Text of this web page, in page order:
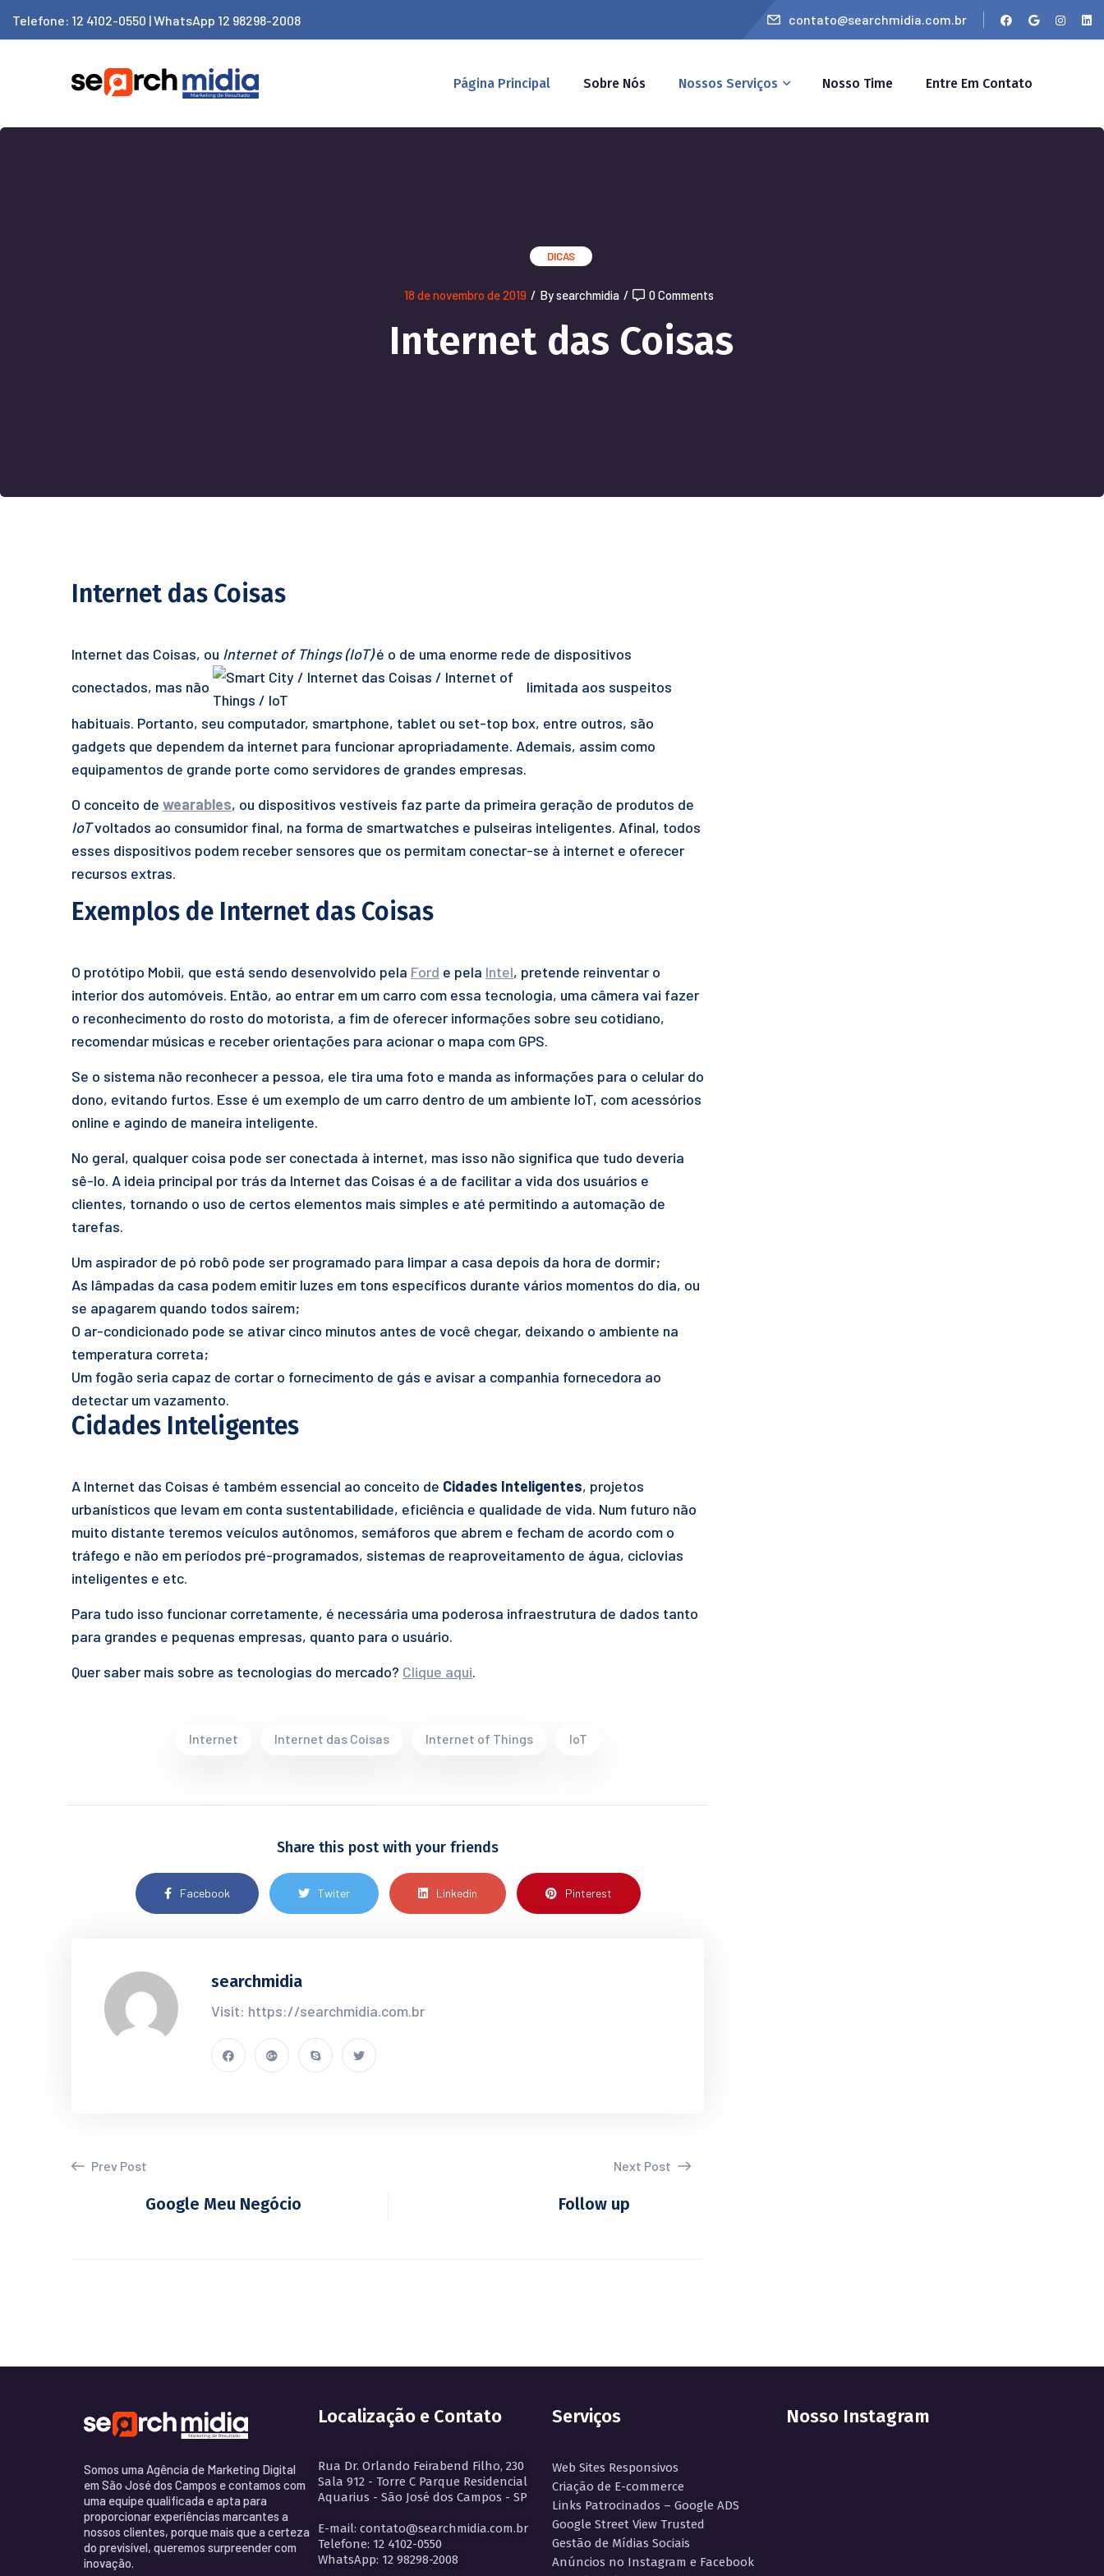
Telefone: 12 4102-0550 | WhatsApp 12 98298-2008 contato@searchmidia.com.br
Página Principal Sobre Nós Nossos Serviços Nosso Time Entre Em Contato
DICAS
18 de novembro de 2019 / By searchmidia / 0 Comments
Internet das Coisas
Internet das Coisas
Internet das Coisas, ou Internet of Things (IoT)é o de uma enorme rede de dispositivos
conectados, mas não
limitada aos suspeitos
habituais. Portanto, seu computador, smartphone, tablet ou set-top box, entre outros, são
gadgets que dependem da internet para funcionar apropriadamente. Ademais, assim como
equipamentos de grande porte como servidores de grandes empresas.
O conceito de wearables, ou dispositivos vestíveis faz parte da primeira geração de produtos de
IoTvoltados ao consumidor final, na forma de smartwatches e pulseiras inteligentes. Afinal, todos
esses dispositivos podem receber sensores que os permitam conectar-se à internet e oferecer
recursos extras.
Exemplos de Internet das Coisas
O protótipo Mobii, que está sendo desenvolvido pela Ford e pela Intel, pretende reinventar o
interior dos automóveis. Então, ao entrar em um carro com essa tecnologia, uma câmera vai fazer
o reconhecimento do rosto do motorista, a fim de oferecer informações sobre seu cotidiano,
recomendar músicas e receber orientações para acionar o mapa com GPS.
Se o sistema não reconhecer a pessoa, ele tira uma foto e manda as informações para o celular do
dono, evitando furtos. Esse é um exemplo de um carro dentro de um ambiente IoT, com acessórios
online e agindo de maneira inteligente.
No geral, qualquer coisa pode ser conectada à internet, mas isso não significa que tudo deveria
sê-lo. A ideia principal por trás da Internet das Coisas é a de facilitar a vida dos usuários e
clientes, tornando o uso de certos elementos mais simples e até permitindo a automação de
tarefas.
Um aspirador de pó robô pode ser programado para limpar a casa depois da hora de dormir;
As lâmpadas da casa podem emitir luzes em tons específicos durante vários momentos do dia, ou
se apagarem quando todos saírem;
O ar-condicionado pode se ativar cinco minutos antes de você chegar, deixando o ambiente na
temperatura correta;
Um fogão seria capaz de cortar o fornecimento de gás e avisar a companhia fornecedora ao
detectar um vazamento.
Cidades Inteligentes
A Internet das Coisas é também essencial ao conceito de Cidades Inteligentes, projetos
urbanísticos que levam em conta sustentabilidade, eficiência e qualidade de vida. Num futuro não
muito distante teremos veículos autônomos, semáforos que abrem e fecham de acordo com o
tráfego e não em períodos pré-programados, sistemas de reaproveitamento de água, ciclovias
inteligentes e etc.
Para tudo isso funcionar corretamente, é necessária uma poderosa infraestrutura de dados tanto
para grandes e pequenas empresas, quanto para o usuário.
Quer saber mais sobre as tecnologias do mercado? Clique aqui.
Internet Internet das Coisas Internet of Things IoT
Share this post with your friends
Facebook Twiter Linkedin Pinterest
searchmidia
Visit: https://searchmidia.com.br
Prev Post
Google Meu Negócio
Next Post
Follow up
Somos uma Agência de Marketing Digital
em São José dos Campos e contamos com
uma equipe qualificada e apta para
proporcionar experiências marcantes a
nossos clientes, porque mais que a certeza
do previsível, queremos surpreender com
inovação.
Localização e Contato
Rua Dr. Orlando Feirabend Filho, 230
Sala 912 - Torre C Parque Residencial
Aquarius - São José dos Campos - SP
E-mail: contato@searchmidia.com.br
Telefone: 12 4102-0550
WhatsApp: 12 98298-2008
Serviços
Web Sites Responsivos
Criação de E-commerce
Links Patrocinados – Google ADS
Google Street View Trusted
Gestão de Mídias Sociais
Anúncios no Instagram e Facebook
Nosso Instagram